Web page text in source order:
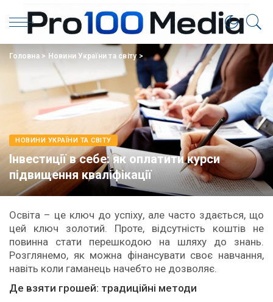
Головна> Новини України та світу>
НОВИНИ УКРАЇНИ ТА СВІТУ
Інвестиції в себе: як оплатити курси
підвищення кваліфікації
Освіта – це ключ до успіху, але часто здається, що
цей ключ золотий. Проте, відсутність коштів не
повинна стати перешкодою на шляху до знань.
Розглянемо, як можна фінансувати своє навчання,
навіть коли гаманець начебто не дозволяє.
Де взяти грошей: традиційні методи